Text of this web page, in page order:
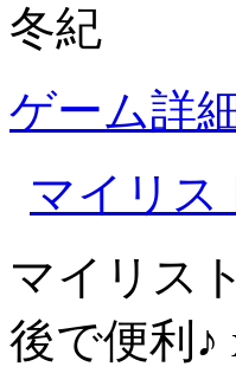
冬紀
ゲーム詳
マイリス
マイリス
後で便利♪